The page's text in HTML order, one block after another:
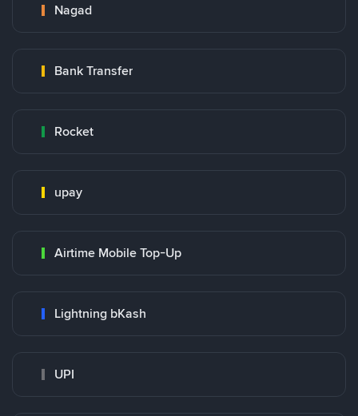
Nagad
Bank Transfer
Rocket
upay
Airtime Mobile Top-Up
Lightning bKash
UPI